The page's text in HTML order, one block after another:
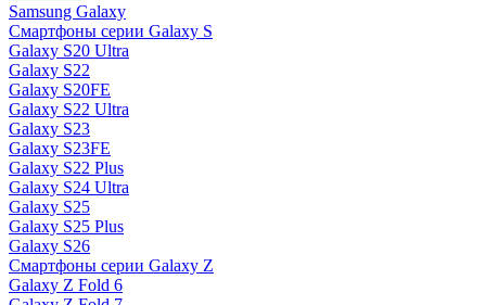
Samsung Galaxy
Смартфоны серии Galaxy S
Galaxy S20 Ultra
Galaxy S22
Galaxy S20FE
Galaxy S22 Ultra
Galaxy S23
Galaxy S23FE
Galaxy S22 Plus
Galaxy S24 Ultra
Galaxy S25
Galaxy S25 Plus
Galaxy S26
Смартфоны серии Galaxy Z
Galaxy Z Fold 6